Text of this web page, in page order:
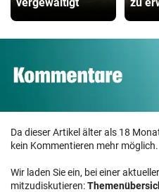
Da dieser Artikel älter als 18
kein Kommentieren mehr möglich.
Wir laden Sie ein, bei einer
mitzudiskutieren: